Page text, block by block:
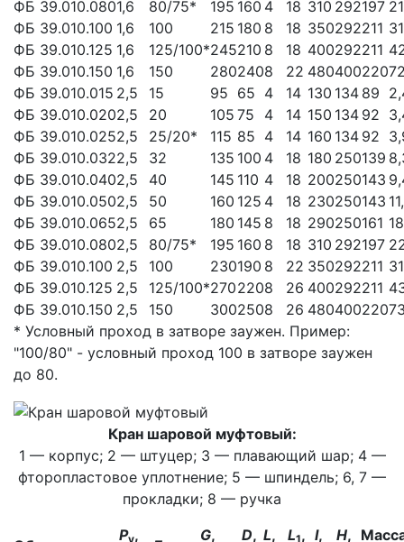
ФБ 39.010.0801,6 80/75* 195 160 4 18 310 292197
ФБ 39.010.100 1,6 100 215 180 8 18 350292211 31
ФБ 39.010.125 1,6 125/100*245210 8 18 400292211
ФБ 39.010.150 1,6 150 2802408 22 480400220
ФБ 39.010.015 2,5 15 95 65 4 14 130 134 89
ФБ 39.010.0202,5 20 105 75 4 14 150 134 92
ФБ 39.010.0252,5 25/20* 115 85 4 14 160 134 92
ФБ 39.010.0322,5 32 135 100 4 18 180 250139
ФБ 39.010.0402,5 40 145 110 4 18 200250143
ФБ 39.010.0502,5 50 160 125 4 18 230250143
ФБ 39.010.0652,5 65 180 145 8 18 290250161
ФБ 39.010.0802,5 80/75* 195 160 8 18 310 292197
ФБ 39.010.100 2,5 100 230190 8 22 350292211 31
ФБ 39.010.125 2,5 125/100*2702208 26 400292211
ФБ 39.010.150 2,5 150 3002508 26 480400220
* Условный проход в затворе заужен. Пример:
"100/80" - условный проход 100 в затворе заужен
до 80.
Кран шаровой муфтовый:
1 — корпус; 2 — штуцер; 3 — плавающий шар; 4 —
фторопластовое уплотнение; 5 — шпиндель; 6, 7 —
прокладки; 8 — ручка
Pу, G, D, L, L1, I, H,